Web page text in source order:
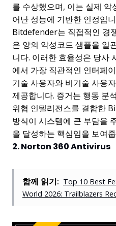
를 수상했으며, 이는 실제
어난 성능에 기반한 인정입
Bitdefender는 직접적인 경
은 양의 악성코드 샘플을 일
니다. 이러한 효율성은 당사
에서 가장 직관적인 인터페
기술 사용자와 비기술 사용
제공합니다. 증거는 행동 분
위협 인텔리전스를 결합한
방식이 시스템에 큰 부담을
을 달성하는 핵심임을 보여
2. Norton 360 Antivirus
함께 읽기: Top 10 Best
World 2026: Trailblazers